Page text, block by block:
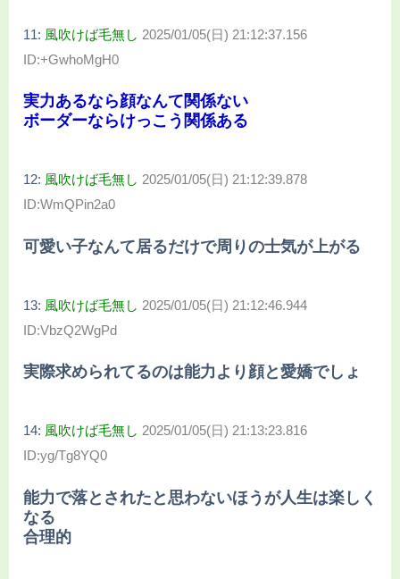
11: 風吹けば毛無し 2025/01/05(日) 21:12:37.156
ID:+GwhoMgH0
実力あるなら顔なんて関係ない
ボーダーならけっこう関係ある
12: 風吹けば毛無し 2025/01/05(日) 21:12:39.878
ID:WmQPin2a0
可愛い子なんて居るだけで周りの士気が上がる
13: 風吹けば毛無し 2025/01/05(日) 21:12:46.944
ID:VbzQ2WgPd
実際求められてるのは能力より顔と愛嬌でしょ
14: 風吹けば毛無し 2025/01/05(日) 21:13:23.816
ID:yg/Tg8YQ0
能力で落とされたと思わないほうが人生は楽しく
なる
合理的